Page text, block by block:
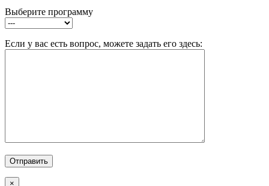
Выберите программу
Если у вас есть вопрос, можете задать его здесь:
×